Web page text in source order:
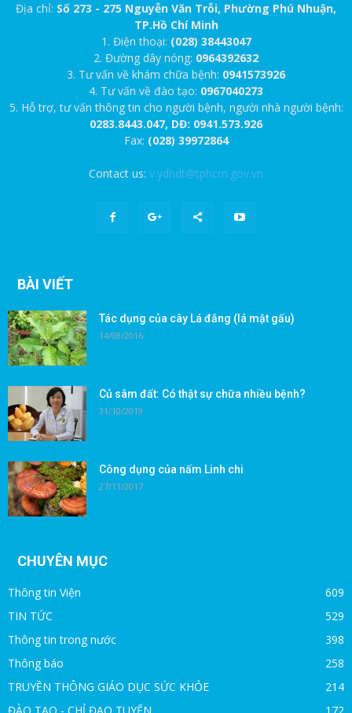
Địa chỉ: Số 273 - 275 Nguyễn Văn Trỗi, Phường Phú Nhuận,
TP.Hồ Chí Minh
1. Điện thoại: (028) 38443047
2. Đường dây nóng: 0964392632
3. Tư vấn về khám chữa bệnh: 0941573926
4. Tư vấn về đào tạo: 0967040273
5. Hỗ trợ, tư vấn thông tin cho người bệnh, người nhà người bệnh:
0283.8443.047, DĐ: 0941.573.926
Fax: (028) 39972864
Contact us: v.ydhdt@tphcm.gov.vn
BÀI VIẾT
Tác dụng của cây Lá đắng (lá mật gấu)
14/08/2016
Củ sâm đất: Có thật sự chữa nhiều bệnh?
31/10/2019
Công dụng của nấm Linh chi
27/11/2017
CHUYÊN MỤC
Thông tin Viện
609
TIN TỨC
529
Thông tin trong nước
398
Thông báo
258
TRUYỀN THÔNG GIÁO DỤC SỨC KHỎE
214